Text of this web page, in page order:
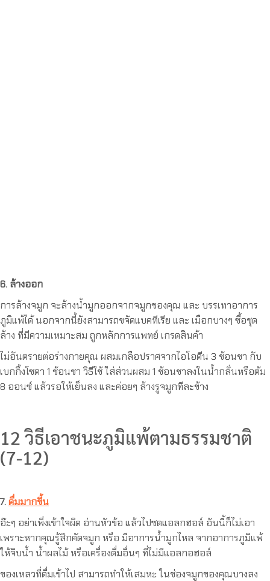
6. ล้างออก
การล้างจมูก จะล้างน้ำมูกออกจากจมูกของคุณ และ บรรเทาอาการ
ภูมิแพ้ได้ นอกจากนี้ยังสามารถขจัดแบคทีเรีย และ เมือกบางๆ ซื้อชุด
ล้าง ที่มีความเหมาะสม ถูกหลักการแพทย์ เกรดสินค้า
ไม่อันตรายต่อร่างกายคุณ ผสมเกลือปราศจากไอโอดีน 3 ช้อนชา กับ
เบกกิ้งโซดา 1 ช้อนชา วิธีใช้ ใส่ส่วนผสม 1 ช้อนชาลงในน้ำกลั่นหรือต้ม
8 ออนซ์ แล้วรอให้เย็นลง และค่อยๆ ล้างรูจมูกทีละข้าง
12 วิธีเอาชนะภูมิแพ้ตามธรรมชาติ
(7-12)
7.ดื่มมากขึ้น
อ๊ะๆ อย่าเพิ่งเข้าใจผิด อ่านหัวข้อ แล้วไปซดแอลกฮอล์ อันนี้ก็ไม่เอา
เพราะหากคุณรู้สึกคัดจมูก หรือ มีอาการน้ำมูกไหล จากอาการภูมิแพ้
ให้จิบน้ำ น้ำผลไม้ หรือเครื่องดื่มอื่นๆ ที่ไม่มีแอลกอฮอล์
ของเหลวที่ดื่มเข้าไป สามารถทำให้เสมหะ ในช่องจมูกของคุณบางลง